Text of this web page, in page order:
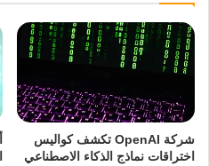
شركة OpenAI تكشف كواليس
اختراقات نماذج الذكاء الاصطناعي